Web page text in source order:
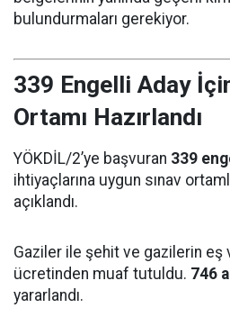
bulundurmaları gerekiyor.
339 Engelli Aday
Ortamı Hazırlandı
YÖKDİL/2’ye başvuran 339
ihtiyaçlarına uygun sınav
açıklandı.
Gaziler ile şehit ve gazilerin eş
ücretinden muaf tutuldu. 746
yararlandı.